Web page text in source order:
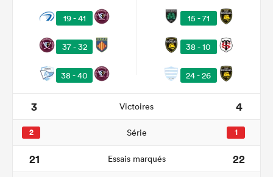
19 - 41
37 - 32
38 - 40
15 - 71
38 - 10
24 - 26
3 Victoires 4
2 Série 1
21 Essais marqués
22